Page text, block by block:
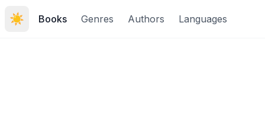
☀️ Books Genres Authors Languages